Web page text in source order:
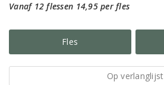
Vanaf 12 flessen 14,95 per fles
Fles
Op verlanglijst